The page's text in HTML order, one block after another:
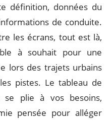
définition, données du
de conduite.
les écrans, tout est là,
à souhait pour une
lors des trajets urbains
pistes. Le tableau de
plie à vos besoins,
pensée pour alléger